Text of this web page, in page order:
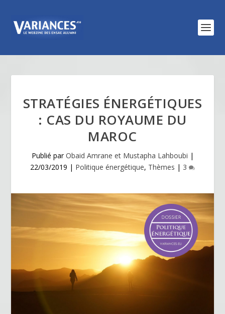
STRATÉGIES ÉNERGÉTIQUES
: CAS DU ROYAUME DU
MAROC
Publié parObaid Amrane et Mustapha Lahboubi |
22/03/2019 | Politique énergétique, Thèmes | 3